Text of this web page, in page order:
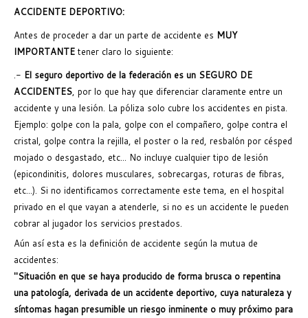
ACCIDENTE DEPORTIVO:
Antes de proceder a dar un parte de accidente es MUY
IMPORTANTE tener claro lo siguiente:
.- El seguro deportivo de la federación es un SEGURO DE
ACCIDENTES , por lo que hay que diferenciar claramente entre un
accidente y una lesión. La póliza solo cubre los accidentes en pista.
Ejemplo: golpe con la pala, golpe con el compañero, golpe contra el
cristal, golpe contra la rejilla, el poster o la red, resbalón por césped
mojado o desgastado, etc... No incluye cualquier tipo de lesión
(epicondinitis, dolores musculares, sobrecargas, roturas de fibras,
etc...). Si no identificamos correctamente este tema, en el hospital
privado en el que vayan a atenderle, si no es un accidente le pueden
cobrar al jugador los servicios prestados.
Aún así esta es la definición de accidente según la mutua de
accidentes:
"Situación en que se haya producido de forma brusca o repentina
una patología, derivada de un accidente deportivo, cuya naturaleza y
síntomas hagan presumible un riesgo inminente o muy próximo para